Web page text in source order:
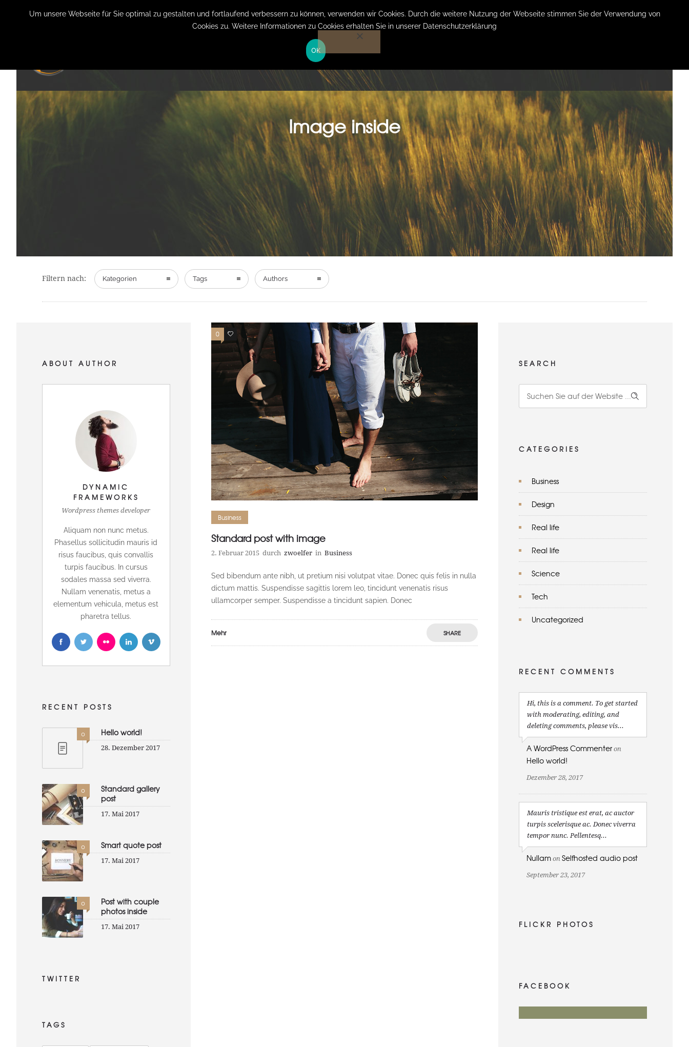
+49 (0) 151 19079060 info@privatpraxis-bertram.de Anmelden auf Website
LEISTUNGEN KOSTEN
Image inside
Filtern nach: Kategorien Tags Authors
0 10
Business
Standard post with image
2. Februar 2015 durch zwoelfer in Business
Sed bibendum ante nibh, ut pretium nisi volutpat vitae. Donec quis felis in nulla
dictum mattis. Suspendisse sagittis lorem leo, tincidunt venenatis risus
ullamcorper semper. Suspendisse a tincidunt sapien. Donec
Mehr SHARE
ABOUT AUTHOR
DYNAMIC
FRAMEWORKS
Wordpress themes developer
Aliquam non nunc metus.
Phasellus sollicitudin mauris id
risus faucibus, quis convallis
turpis faucibus. In cursus
sodales massa sed viverra.
Nullam venenatis, metus a
elementum vehicula, metus est
pharetra tellus.
RECENT POSTS
0 Hello world!
28. Dezember 2017
0
Standard gallery
post
17. Mai 2017
0 Smart quote post
17. Mai 2017
0
Post with couple
photos inside
17. Mai 2017
TWITTER
TAGS
SEARCH
CATEGORIES
Business
Design
Real life
Real life
Science
Tech
Uncategorized
RECENT COMMENTS
Hi, this is a comment. To get started
with moderating, editing, and
deleting comments, please vis...
A WordPress Commenter on
Hello world!
Dezember 28, 2017
Mauris tristique est erat, ac auctor
turpis scelerisque ac. Donec viverra
tempor nunc. Pellentesq...
Nullam on Selfhosted audio post
September 23, 2017
FLICKR PHOTOS
FACEBOOK
Um unsere Webseite für Sie optimal zu gestalten und fortlaufend verbessern zu können, verwenden wir Cookies. Durch die weitere Nutzung der Webseite stimmen Sie der Verwendung von
Cookies zu. Weitere Informationen zu Cookies erhalten Sie in unserer Datenschutzerklärung
OK